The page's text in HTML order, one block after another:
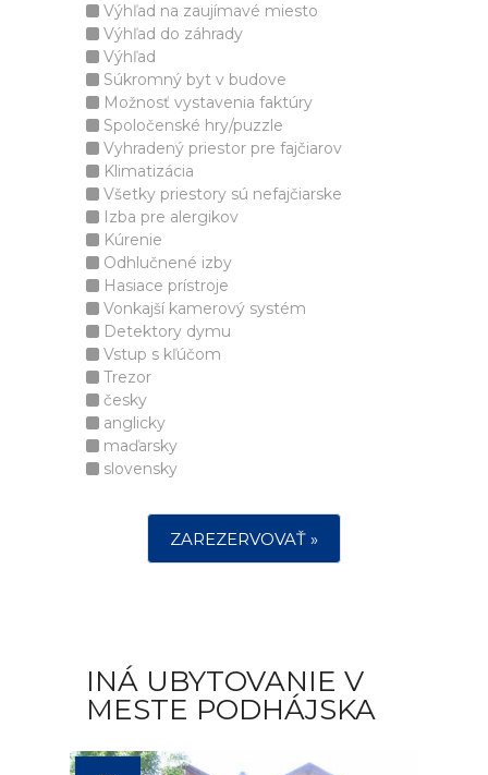
Výhľad na zaujímavé miesto
Výhľad do záhrady
Výhľad
Súkromný byt v budove
Možnosť vystavenia faktúry
Spoločenské hry/puzzle
Vyhradený priestor pre fajčiarov
Klimatizácia
Všetky priestory sú nefajčiarske
Izba pre alergikov
Kúrenie
Odhlučnené izby
Hasiace prístroje
Vonkajší kamerový systém
Detektory dymu
Vstup s kľúčom
Trezor
česky
anglicky
maďarsky
slovensky
ZAREZERVOVAŤ »
INÁ UBYTOVANIE V
MESTE PODHÁJSKA